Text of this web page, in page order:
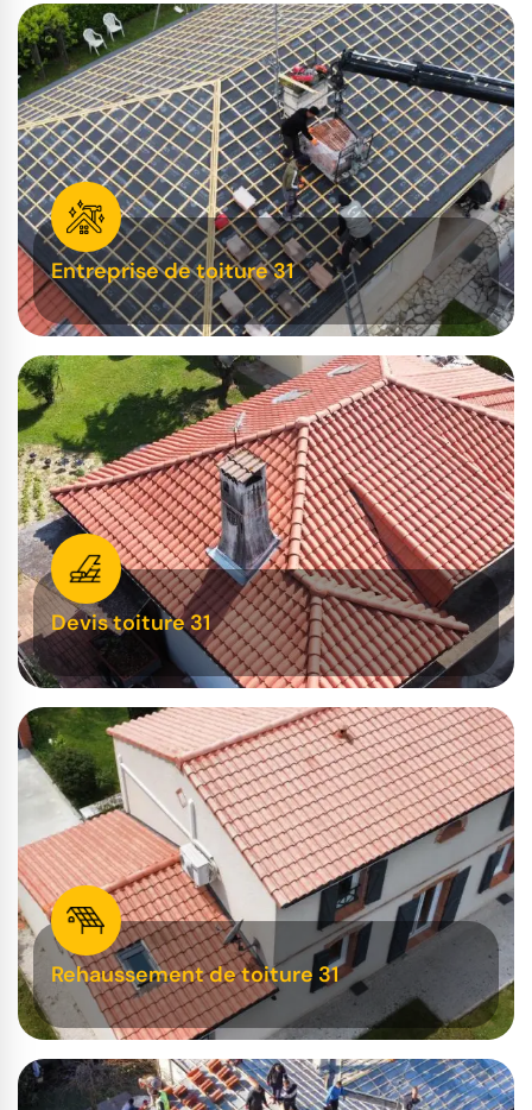
Entreprise de toiture 31
Devis toiture 31
Rehaussement de toiture 31